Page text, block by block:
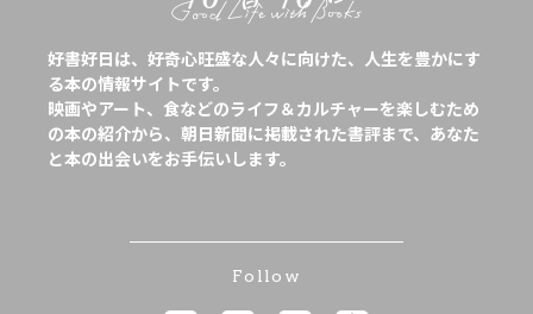
好書好日は、好奇心旺盛な人々に向けた、人生を豊かにす
る本の情報サイトです。
映画やアート、食などのライフ＆カルチャーを楽しむため
の本の紹介から、朝日新聞に掲載された書評まで、あなた
と本の出会いをお手伝いします。
Follow